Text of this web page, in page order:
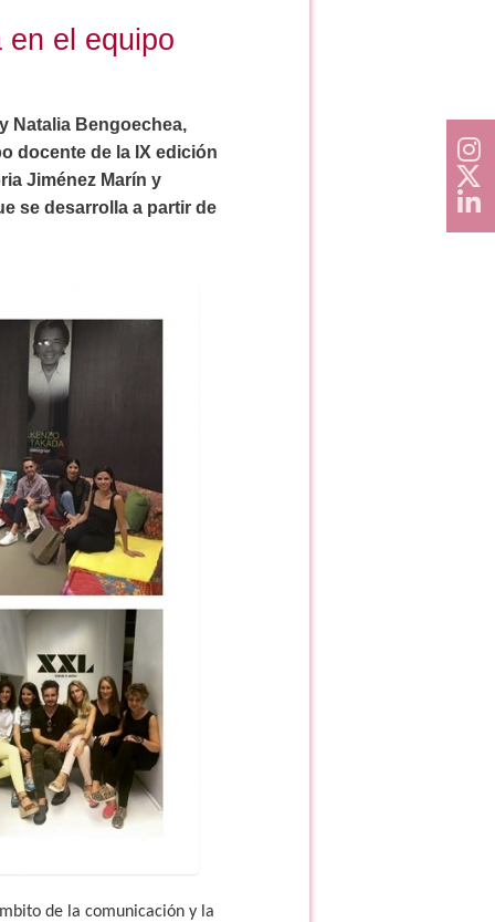
en el equipo
Natalia Bengoechea,
docente de la IX edición
Jiménez Marín y
se desarrolla a partir de
de la comunicación y la